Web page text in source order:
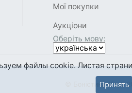
Мої покупки
Аукціони
Оберіть мову:
© Боністика-Клуб
файлы cookie. Листая
Принять